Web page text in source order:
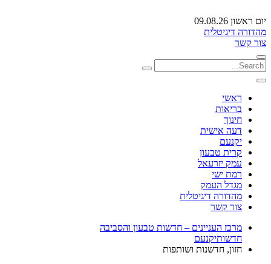
יום ראשון 09.08.26
מהדורה דיגיטלית
צור קשר
ראשי
בריאות
חינוך
דעה אישית
יקנעם
קרית טבעון
עמק יזרעאל
רמת ישי
מגדל העמק
מהדורה דיגיטלית
צור קשר
מרכז העניינים – חדשות טבעון והסביבה
חדשותיקנעם
חזון, חדשנות ושותפות